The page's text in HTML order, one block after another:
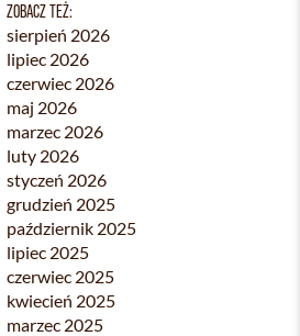
ZOBACZ TEŻ:
sierpień 2026
lipiec 2026
czerwiec 2026
maj 2026
marzec 2026
luty 2026
styczeń 2026
grudzień 2025
październik 2025
lipiec 2025
czerwiec 2025
kwiecień 2025
marzec 2025